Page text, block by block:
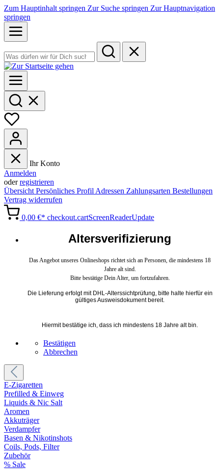
Zum Hauptinhalt springen Zur Suche springen Zur Hauptnavigation
springen
Ihr Konto
Anmelden
oderregistrieren
Übersicht Persönliches Profil Adressen Zahlungsarten Bestellungen
Vertrag widerrufen
0,00 €* checkout.cartScreenReaderUpdate
Altersverifizierung
Das Angebot unseres Onlineshops richtet sich an Personen, die mindestens 18
Jahre alt sind.
Bitte bestätige Dein Alter, um fortzufahren.
Die Lieferung erfolgt mit DHL-Alterssichtprüfung, bitte halte hierfür ein
gültiges Ausweisdokument bereit.
Hiermit bestätige ich, dass ich mindestens 18 Jahre alt bin.
Bestätigen
Abbrechen
E-Zigaretten
Prefilled & Einweg
Liquids & Nic Salt
Aromen
Akkuträger
Verdampfer
Basen & Nikotinshots
Coils, Pods, Filter
Zubehör
% Sale